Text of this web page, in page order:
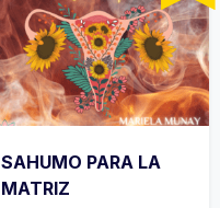
SAHUMO PARA LA
MATRIZ